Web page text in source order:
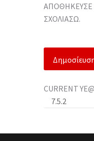
ΑΠΟΘΉΚΕΥΣΕ
ΣΧΟΛΙΆΣΩ.
CURRENT